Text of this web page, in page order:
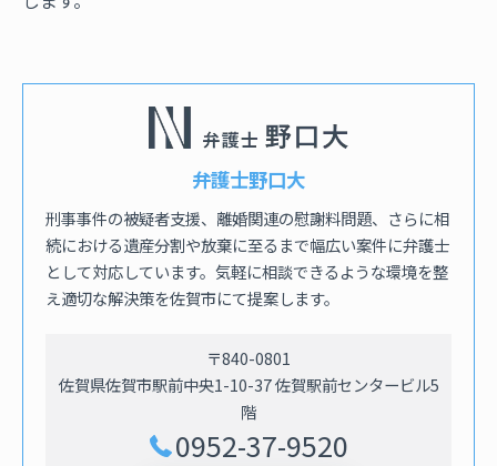
弁護士野口大
刑事事件の被疑者支援、離婚関連の慰謝料問題、さらに相
続における遺産分割や放棄に至るまで幅広い案件に弁護士
として対応しています。気軽に相談できるような環境を整
え適切な解決策を佐賀市にて提案します。
〒840-0801
佐賀県佐賀市駅前中央1-10-37 佐賀駅前センタービル5
階
0952-37-9520